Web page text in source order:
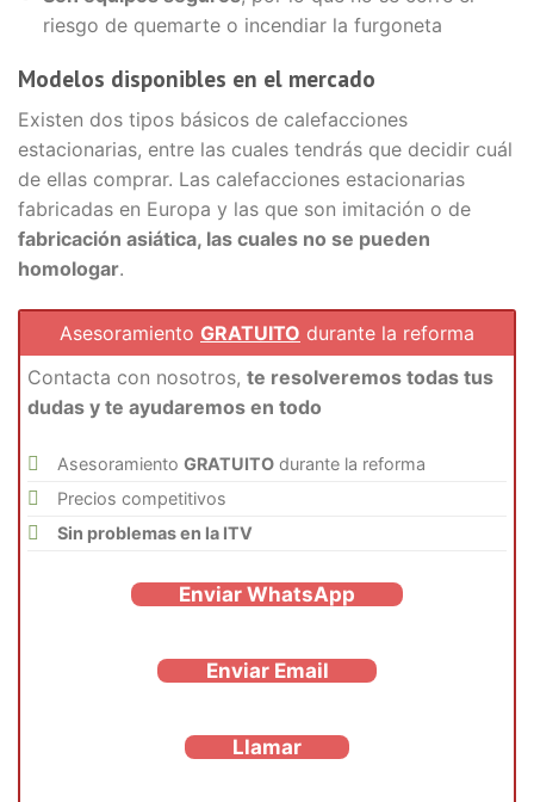
riesgo de quemarte o incendiar la furgoneta
Modelos disponibles en el mercado
Existen dos tipos básicos de calefacciones
estacionarias, entre las cuales tendrás que decidir cuál
de ellas comprar. Las calefacciones estacionarias
fabricadas en Europa y las que son imitación o de
fabricación asiática, las cuales no se pueden
homologar.
Asesoramiento GRATUITO durante la reforma
Contacta con nosotros,te resolveremos todas tus
dudas y te ayudaremos en todo
AsesoramientoGRATUITO durante la reforma
Precios competitivos
Sin problemas en la ITV
Enviar WhatsApp
Enviar Email
Llamar